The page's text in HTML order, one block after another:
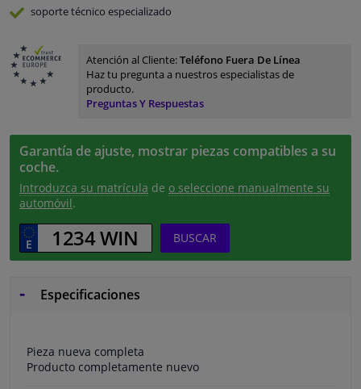
soporte técnico especializado
Atención al Cliente:Teléfono Fuera De Línea
Haz tu pregunta a nuestros especialistas de
producto.
Preguntas Y Respuestas
Garantía de ajuste, mostrar piezas compatibles a su
coche.
Introduzca su matrícula de o seleccione manualmente su
automóvil.
BUSCAR
Especificaciones
Pieza nueva completa
Producto completamente nuevo